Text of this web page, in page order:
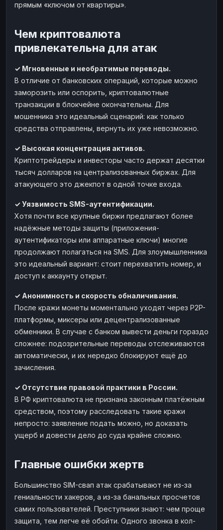
прямым «ключом от квартиры».
Чем криптовалюта
привлекательна для атак
✓ Мгновенные и необратимые переводы.
В отличие от банковских операций, которые можно
заморозить или оспорить, криптовалютные
транзакции в блокчейне окончательны. Для
мошенника это идеальный сценарий: как только
средства отправлены, вернуть их уже невозможно.
✓ Высокая концентрация активов.
Криптотрейдеры и инвесторы часто держат десятки
тысяч долларов на централизованных биржах. Для
атакующего это джекпот в одной точке входа.
✓ Уязвимость SMS-аутентификации.
Хотя почти все крупные биржи предлагают более
надёжные методы защиты (приложения-
аутентификаторы или аппаратные ключи) многие
продолжают полагаться на SMS. Для злоумышленника
это идеальный вариант: стоит перехватить номер, и
доступ к аккаунту открыт.
✓ Анонимность и скорость обналичивания.
После кражи монеты моментально уходят через P2P-
платформы, миксеры или децентрализованные
обменники. В случае с банком вывести деньги гораздо
сложнее: подозрительные переводы отслеживаются
автоматически, и их нередко блокируют ещё до
зачисления.
✓ Отсутствие правовой практики в России.
В РФ криптовалюта не признана законным платёжным
средством, поэтому расследовать такие кражи
непросто: заявление подать можно, но доказать
ущерб и довести дело до суда крайне сложно.
Главные ошибки жертв
Большинство SIM-свап атак срабатывают не из-за
гениальности хакеров, а из-за банальных просчетов
самих пользователей. Преступники знают: чем проще
защита, тем легче её обойти. Одного звонка в кол-